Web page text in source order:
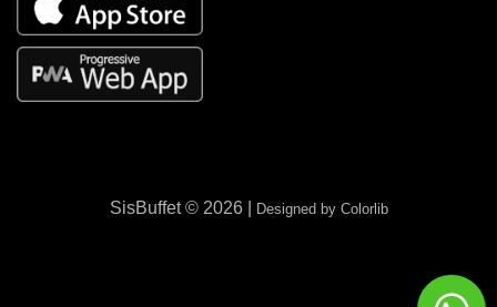
SisBuffet © 2026 | Designed by Colorlib